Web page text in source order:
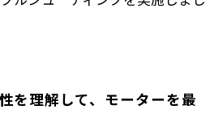
を理解して、モーターを最